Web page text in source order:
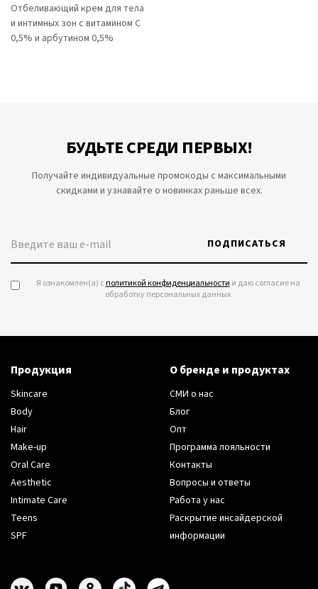
Отбеливающий крем для тела
и интимных зон с витамином С
0,5% и арбутином 0,5%
БУДЬТЕ СРЕДИ ПЕРВЫХ!
Получайте индивидуальные промокоды с максимальными
скидками и узнавайте о новинках раньше всех.
ПОДПИСАТЬСЯ
Я ознакомлен(а) сполитикой конфиденциальности и даю согласие на
обработку персональных данных
Продукция
Skincare
Body
Hair
Make-up
Oral Care
Aesthetic
Intimate Care
Teens
SPF
О бренде и продуктах
СМИ о нас
Блог
Опт
Программа лояльности
Контакты
Вопросы и ответы
Работа у нас
Раскрытие инсайдерской
информации